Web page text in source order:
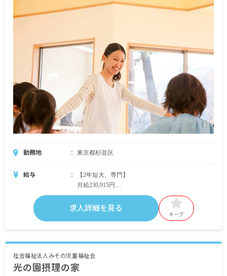
＜モデル年収例＞
25歳／入社3年目／年収3,516,940円
32歳／入社10年目／年収4,204,560円
※試用期間3カ月／同条件
勤務地 東京都杉並区
給与
【2年短大、専門】
月給230,915円
・内訳
基本給 157,200円
職務手当 14,000円
【3年短大、専門】
求人詳細を見る
キープ
社会福祉法人みその児童福祉会
光の園摂理の家